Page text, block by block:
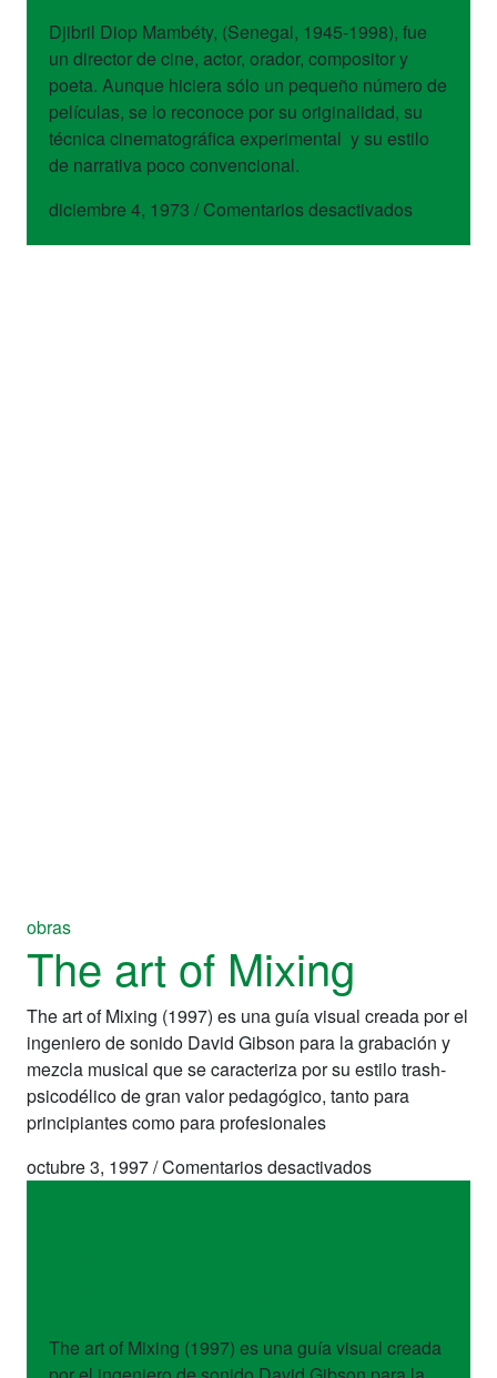
Djibril Diop Mambéty, (Senegal, 1945-1998), fue
un director de cine, actor, orador, compositor y
poeta. Aunque hiciera sólo un pequeño número de
películas, se lo reconoce por su originalidad, su
técnica cinematográfica experimental y su estilo
de narrativa poco convencional.
diciembre 4, 1973 / Comentarios desactivadosen
obras
The art of Mixing
The art of Mixing (1997) es una guía visual creada por el
ingeniero de sonido David Gibson para la grabación y
mezcla musical que se caracteriza por su estilo trash-
psicodélico de gran valor pedagógico, tanto para
principiantes como para profesionales
octubre 3, 1997/Comentarios desactivadosen
The art of Mixing (1997) es una guía visual creada